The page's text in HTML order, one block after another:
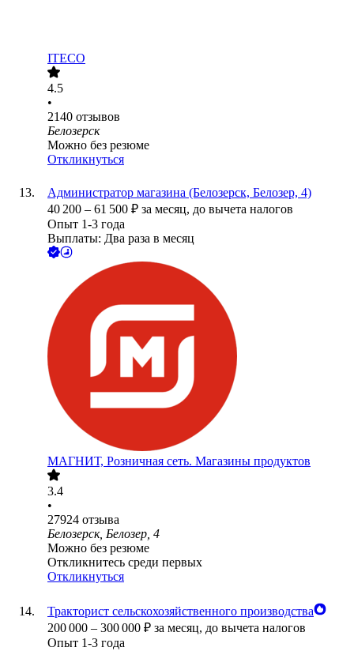
ITECO
4.5
•
2140 отзывов
Белозерск
Можно без резюме
Откликнуться
Администратор магазина (Белозерск, Белозер, 4)
40 200 – 61 500 ₽ за месяц, до вычета налогов
Опыт 1-3 года
Выплаты: Два раза в месяц
МАГНИТ, Розничная сеть. Магазины продуктов
3.4
•
27924 отзыва
Белозерск, Белозер, 4
Можно без резюме
Откликнитесь среди первых
Откликнуться
Тракторист сельскохозяйственного производства
200 000 – 300 000 ₽ за месяц, до вычета налогов
Опыт 1-3 года